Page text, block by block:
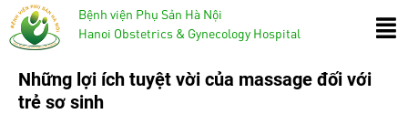
Bệnh viện Phụ Sản Hà Nội
Hanoi Obstetrics & Gynecology Hospital
Những lợi ích tuyệt vời của massage đối với
trẻ sơ sinh